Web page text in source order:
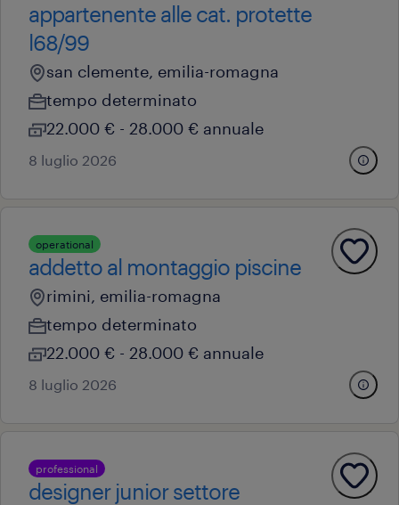
appartenente alle cat. protette
l68/99
san clemente, emilia-romagna
tempo determinato
22.000 € - 28.000 € annuale
8 luglio 2026
operational
addetto al montaggio piscine
rimini, emilia-romagna
tempo determinato
22.000 € - 28.000 € annuale
8 luglio 2026
professional
designer junior settore